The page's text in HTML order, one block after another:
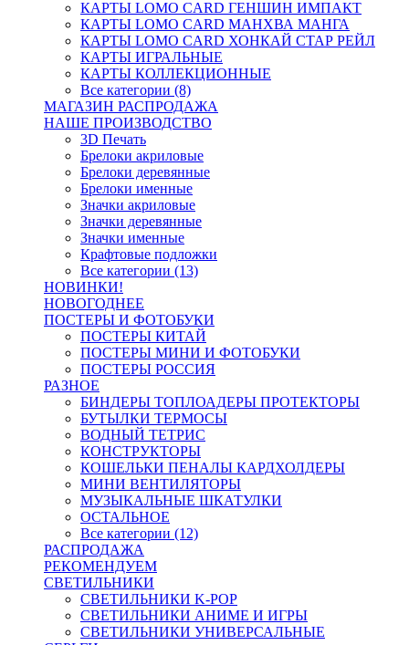
КАРТЫ LOMO CARD ГЕНШИН ИМПАКТ
КАРТЫ LOMO CARD МАНХВА МАНГА
КАРТЫ LOMO CARD ХОНКАЙ СТАР РЕЙЛ
КАРТЫ ИГРАЛЬНЫЕ
КАРТЫ КОЛЛЕКЦИОННЫЕ
Все категории (8)
МАГАЗИН РАСПРОДАЖА
НАШЕ ПРОИЗВОДСТВО
3D Печать
Брелоки акриловые
Брелоки деревянные
Брелоки именные
Значки акриловые
Значки деревянные
Значки именные
Крафтовые подложки
Все категории (13)
НОВИНКИ!
НОВОГОДНЕЕ
ПОСТЕРЫ И ФОТОБУКИ
ПОСТЕРЫ КИТАЙ
ПОСТЕРЫ МИНИ И ФОТОБУКИ
ПОСТЕРЫ РОССИЯ
РАЗНОЕ
БИНДЕРЫ ТОПЛОАДЕРЫ ПРОТЕКТОРЫ
БУТЫЛКИ ТЕРМОСЫ
ВОДНЫЙ ТЕТРИС
КОНСТРУКТОРЫ
КОШЕЛЬКИ ПЕНАЛЫ КАРДХОЛДЕРЫ
МИНИ ВЕНТИЛЯТОРЫ
МУЗЫКАЛЬНЫЕ ШКАТУЛКИ
ОСТАЛЬНОЕ
Все категории (12)
РАСПРОДАЖА
РЕКОМЕНДУЕМ
СВЕТИЛЬНИКИ
СВЕТИЛЬНИКИ K-POP
СВЕТИЛЬНИКИ АНИМЕ И ИГРЫ
СВЕТИЛЬНИКИ УНИВЕРСАЛЬНЫЕ